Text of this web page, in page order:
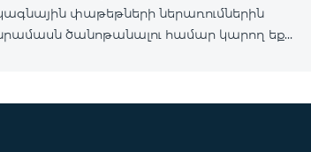
փաթեթների ներառումներին
ծանոթանալու համար կարող եք